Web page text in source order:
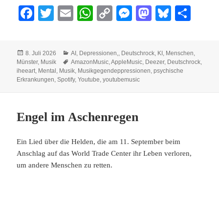
Fa
ok
T
r
E
W
A
pp
C
Li
nk
M
ng
er
M
do
n
Bl
y
Veröffentlicht
am
8. Juli 2026 Kategorien
AI , Depressionen,, Deutschrock, KI , Menschen,
Münster, Musik Schlagwörter
AmazonMusic,AppleMusic, Deezer, Deutschrock,
iheeart, Mental , Musik, Musikgegendeppressionen,psychische
Erkrankungen,Spotify,Youtube,youtubemusic
Engel im Aschenregen
Ein Lied über die Helden, die am 11. September beim
Anschlag auf das World Trade Center ihr Leben verloren,
um andere Menschen zu retten.